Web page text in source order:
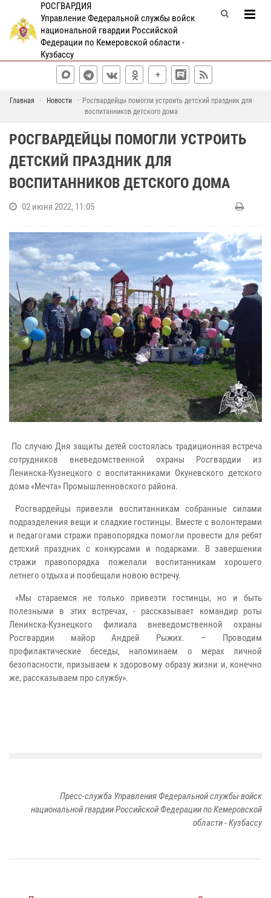
РОСГВАРДИЯ
Управление Федеральной службы войск
национальной гвардии Российской
Федерации по Кемеровской области -
Кузбассу
Главная Новости
Росгвардейцы помогли устроить детский праздник для
воспитанников детского дома
РОСГВАРДЕЙЦЫ ПОМОГЛИ УСТРОИТЬ
ДЕТСКИЙ ПРАЗДНИК ДЛЯ
ВОСПИТАННИКОВ ДЕТСКОГО ДОМА
02 июня 2022, 11:05
По случаю Дня защиты детей состоялась традиционная встреча
сотрудников вневедомственной охраны Росгвардии из
Ленинска-Кузнецкого с воспитанниками Окуневского детского
дома «Мечта» Промышленновского района.
Росгвардейцы привезли воспитанникам собранные силами
подразделения вещи и сладкие гостинцы. Вместе с волонтерами
и педагогами стражи правопорядка помогли провести для ребят
детский праздник с конкурсами и подарками. В завершении
стражи правопорядка пожелали воспитанникам хорошего
летнего отдыха и пообещали новою встречу.
«Мы стараемся не только привезти гостинцы, но и быть
полезными в этих встречах, - рассказывает командир роты
Ленинска-Кузнецкого филиала вневедомственной охраны
Росгвардии майор Андрей Рыжих. – Проводим
профилактические беседы, напоминаем о мерах личной
безопасности, призываем к здоровому образу жизни и, конечно
же, рассказываем про службу».
Пресс-служба Управления Федеральной службы войск
национальной гвардии Российской Федерации по Кемеровской
области - Кузбассу